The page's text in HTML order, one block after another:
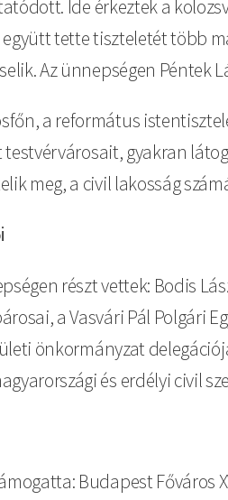
Ide érkeztek a
tette tiszteletét több
Az ünnepségen Péntek
a református
testvérvárosait, gyakran
meg, a civil lakosság
részt vettek: Bodis
a Vasvári Pál Polgári
önkormányzat
és erdélyi civil
Budapest Főváros